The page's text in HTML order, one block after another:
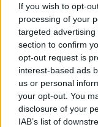
If you wish to opt-
processing of your
targeted
section to confirm
opt-out request is
interest-based ads
us or personal
your opt-out. You
disclosure of your
IAB’s list of
Išbandė
„Jis ar „Audi